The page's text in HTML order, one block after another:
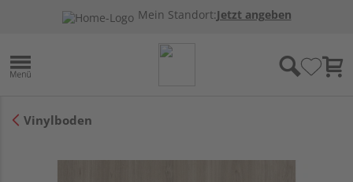
Mein Standort:Jetzt angeben
Vinylboden